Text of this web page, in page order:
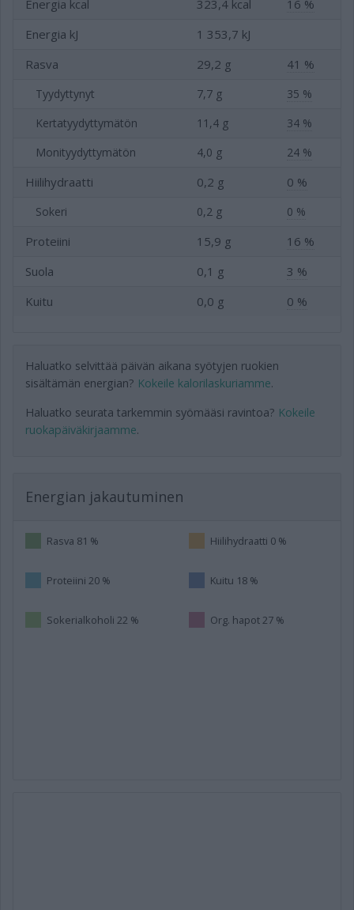
Energia kcal
323,4 kcal
16 %
Energia kJ
1 353,7 kJ
Rasva
29,2 g 41 %
Tyydyttynyt 7,7 g
35 %
Kertatyydyttymätön
11,4 g
34 %
Monityydyttymätön
4,0 g 24 %
Hiilihydraatti 0,2 g 0 %
Sokeri 0,2 g 0 %
Proteiini 15,9 g
16 %
Suola
0,1 g
3 %
Kuitu
0,0 g 0 %
Haluatko selvittää päivän aikana syötyjen ruokien
sisältämän energian? Kokeile kalorilaskuriamme.
Haluatko seurata tarkemmin syömääsi ravintoa? Kokeile
ruokapäiväkirjaamme.
Energian jakautuminen
Rasva 81 % Hiilihydraatti 0 %
Proteiini 20 % Kuitu 18 %
Sokerialkoholi 22 % Org. hapot 27 %